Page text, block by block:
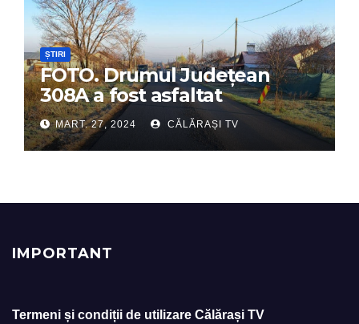
ȘTIRI
FOTO. Drumul Județean
308A a fost asfaltat
MART. 27, 2024 CĂLĂRAȘI TV
IMPORTANT
Termeni și condiții de utilizare Călărași TV